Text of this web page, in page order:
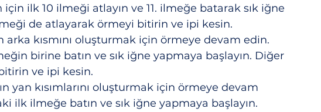
ilk 10 ilmeği atlayın ve 11. ilmeğe batarak sık iğne
de atlayarak örmeyi bitirin ve ipi kesin.
arka kısmını oluşturmak için örmeye devam edin.
birine batın ve sık iğne yapmaya başlayın. Diğer
ve ipi kesin.
yan kısımlarını oluşturmak için örmeye devam
ilk ilmeğe batın ve sık iğne yapmaya başlayın.